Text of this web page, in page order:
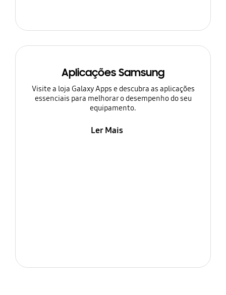
Aplicações Samsung
Visite a loja Galaxy Apps e descubra as aplicações
essenciais para melhorar o desempenho do seu
equipamento.
Ler Mais